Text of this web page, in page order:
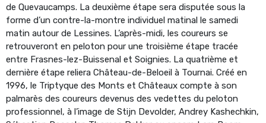
de Quevaucamps. La deuxième étape sera disputée sous la
forme d’un contre-la-montre individuel matinal le samedi
matin autour de Lessines. L’après-midi, les coureurs se
retrouveront en peloton pour une troisième étape tracée
entre Frasnes-lez-Buissenal et Soignies. La quatrième et
dernière étape reliera Château-de-Beloeil à Tournai. Créé en
1996, le Triptyque des Monts et Châteaux compte à son
palmarès des coureurs devenus des vedettes du peloton
professionnel, à l’image de Stijn Devolder, Andrey Kashechkin,